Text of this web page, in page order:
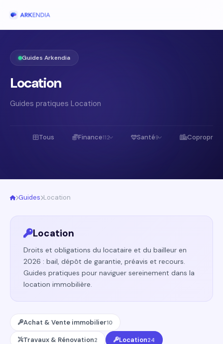
Guides Arkendia
Location
Guides pratiques Location
Tous Finance112 Santé9
Guides Location
Location
Droits et obligations du locataire et du bailleur en
2026 : bail, dépôt de garantie, préavis et recours.
Guides pratiques pour naviguer sereinement dans la
location immobilière.
Achat & Vente immobilier10
Travaux & Rénovation2 Location24